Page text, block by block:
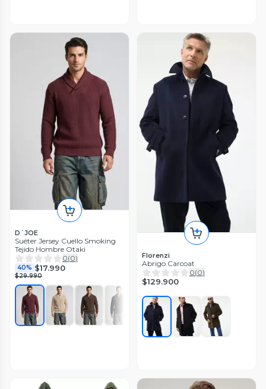
D´JOE
Suéter Jersey Cuello Smoking
Tejido Hombre Otaki
0(0)
40% $17.990
$29.990
Florenzi
Abrigo Carcoat
0(0)
$129.900